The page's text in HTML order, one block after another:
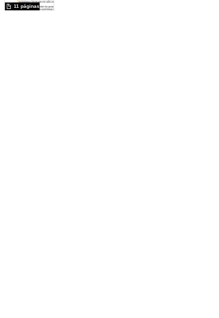
11 páginas